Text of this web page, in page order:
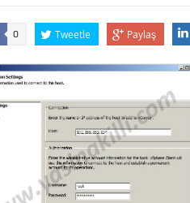
0 Tweetle Paylaş